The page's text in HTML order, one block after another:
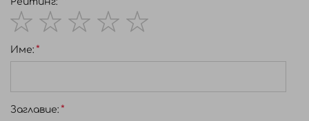
star
stars
stars
stars
stars
Име:
Заглавиe: